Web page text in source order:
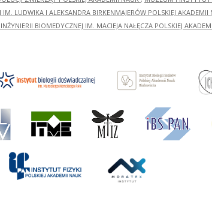
LUDWIKA I ALEKSANDRA BIRKENMAJERÓW POLSKIEJ AKADEMII
BIOMEDYCZNEJ IM. MACIEJA NAŁĘCZA POLSKIEJ